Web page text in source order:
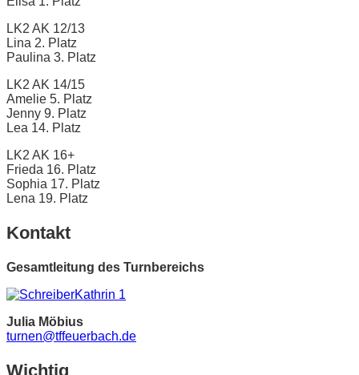
LK2 AK 12/13
Lina 2. Platz
Paulina 3. Platz
LK2 AK 14/15
Amelie 5. Platz
Jenny 9. Platz
Lea 14. Platz
LK2 AK 16+
Frieda 16. Platz
Sophia 17. Platz
Lena 19. Platz
Kontakt
Gesamtleitung des Turnbereichs
Julia Möbius
turnen@tffeuerbach.de
Wichtig